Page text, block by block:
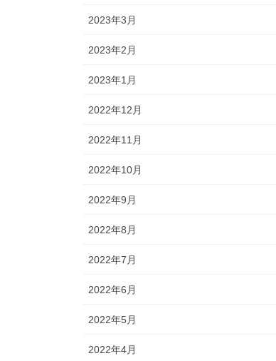
2023年3月
2023年2月
2023年1月
2022年12月
2022年11月
2022年10月
2022年9月
2022年8月
2022年7月
2022年6月
2022年5月
2022年4月